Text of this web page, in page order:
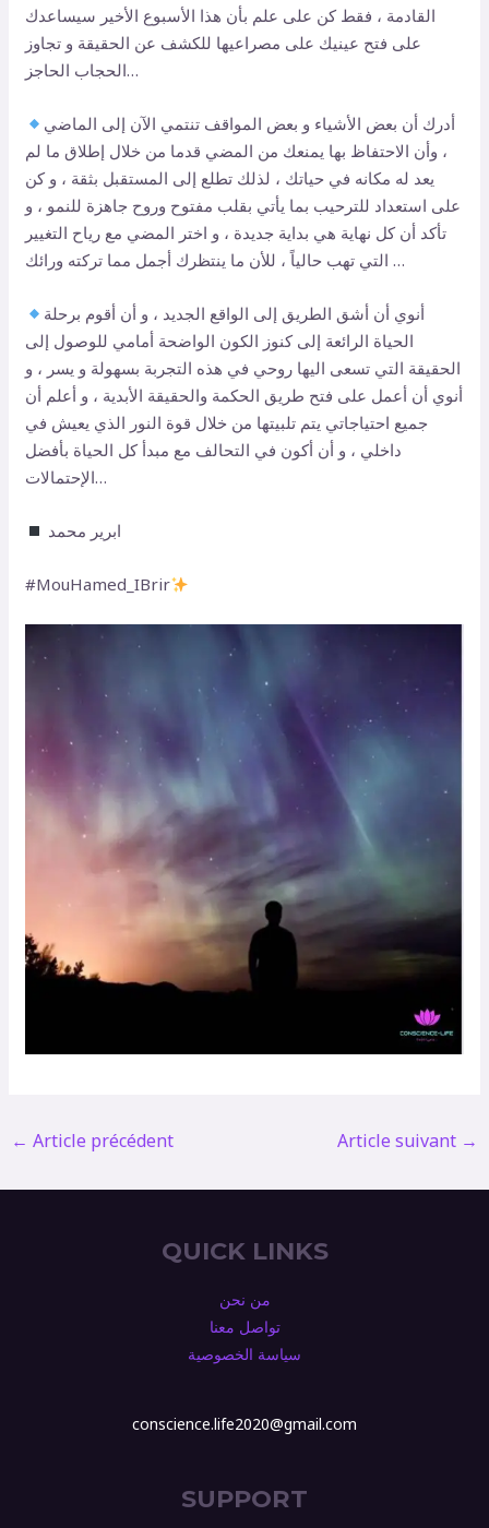
القادمة ، فقط كن على علم بأن هذا الأسبوع الأخير سيساعدك
على فتح عينيك على مصراعيها للكشف عن الحقيقة و تجاوز
الحجاب الحاجز…
أدرك أن بعض الأشياء و بعض المواقف تنتمي الآن إلى الماضي
، وأن الاحتفاظ بها يمنعك من المضي قدما من خلال إطلاق ما لم
يعد له مكانه في حياتك ، لذلك تطلع إلى المستقبل بثقة ، و كن
على استعداد للترحيب بما يأتي بقلب مفتوح وروح جاهزة للنمو ، و
تأكد أن كل نهاية هي بداية جديدة ، و اختر المضي مع رياح التغيير
التي تهب حالياً ، للأن ما ينتظرك أجمل مما تركته ورائك …
أنوي أن أشق الطريق إلى الواقع الجديد ، و أن أقوم برحلة
الحياة الرائعة إلى كنوز الكون الواضحة أمامي للوصول إلى
الحقيقة التي تسعى اليها روحي في هذه التجربة بسهولة و يسر ، و
أنوي أن أعمل على فتح طريق الحكمة والحقيقة الأبدية ، و أعلم أن
جميع احتياجاتي يتم تلبيتها من خلال قوة النور الذي يعيش في
داخلي ، و أن أكون في التحالف مع مبدأ كل الحياة بأفضل
الإحتمالات…
ابرير محمد
‏#MouHamed_IBrir
← Article précédent Article suivant →
QUICK LINKS
من نحن
تواصل معنا
سياسة الخصوصية
conscience.life2020@gmail.com
SUPPORT